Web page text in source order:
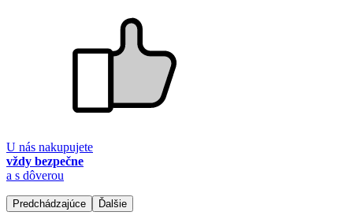
U nás nakupujete
vždy bezpečne
a s dôverou
Predchádzajúce Ďalšie